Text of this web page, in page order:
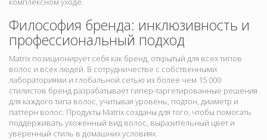
Философия бренда: инклюзивность и
профессиональный подход
Matrix позиционирует себя как бренд, открытый для всех типов
волос и всех людей. В сотрудничестве с собственными
лабораториями и глобальной сетью из более чем 15 000
стилистов бренд разрабатывает гипер-таргетированные решения
для каждого типа волос, учитывая уровень, подтон, диаметр и
паттерн волос. Продукты Matrix созданы для того, чтобы помогать
поддерживать ухоженный вид волос, выразительный цвет и
уверенный стиль в домашних условиях.